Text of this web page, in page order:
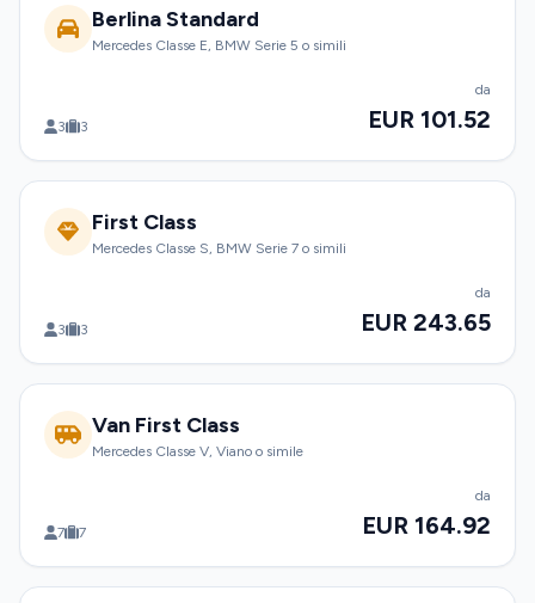
Berlina Standard
Mercedes Classe E, BMW Serie 5 o simili
3 3
da
EUR 101.52
First Class
Mercedes Classe S, BMW Serie 7 o simili
3 3
da
EUR 243.65
Van First Class
Mercedes Classe V, Viano o simile
7 7
da
EUR 164.92